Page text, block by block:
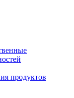
продуктов